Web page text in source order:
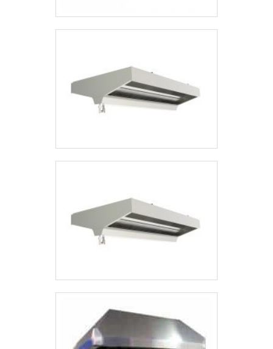
e fachada de telha metálica.É uma empresa
comprometida com seus serviços e uma
empresa inovadora, qualificações possíveis
pelo fato de a empresa possuir escritório
atividades e matéria-prima de excelente
qualidade. Tudo isso, somado à
treinados e capacitados para entregar um
produto de alta qualidade, garante a melhor
experiência para os clientes com qualidade.
lucratividade, deve oferecer produtos e
serviços que tenham ótima qualidade e
seriedade da empresa.É por esses motivos
que a GMT Inox é altamente qualificada
quando falamos de empresas do segmento
qualidade final para fidelização do cliente
especialistas dedicados a oferecer um
atendimento completo que terão grande
satisfação em melhor atender.EFICIÊNCIA E
QUALIDADE COMPROVADASApenas na GMT
proteção.Com o objetivo de trazer a
satisfação a todos os clientes, a empresa